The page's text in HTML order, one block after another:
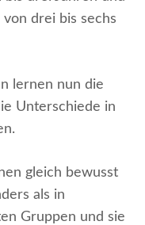
drei bis sechs
lernen nun die
Unterschiede in
gleich bewusst
als in
Gruppen und sie